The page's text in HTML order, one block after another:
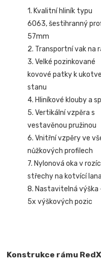
1. Kvalitní hliník typu
6063, šestihranný
57mm
2. Transportní vak na
3. Velké pozinkované
kovové patky k
stanu
4. Hliníkové klouby a
5. Vertikální vzpěra s
vestavěnou pružinou
6. Vnitřní vzpěry ve
nůžkových profilech
7. Nylonová oka v
střechy na kotvící lana
8. Nastavitelná výška
5x výškových pozic
Konstrukce rámu